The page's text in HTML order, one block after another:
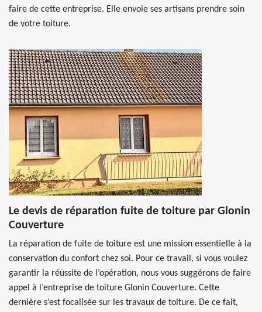
faire de cette entreprise. Elle envoie ses artisans prendre soin
de votre toiture.
Le devis de réparation fuite de toiture par Glonin
Couverture
La réparation de fuite de toiture est une mission essentielle à la
conservation du confort chez soi. Pour ce travail, si vous voulez
garantir la réussite de l’opération, nous vous suggérons de faire
appel à l’entreprise de toiture Glonin Couverture. Cette
dernière s’est focalisée sur les travaux de toiture. De ce fait,